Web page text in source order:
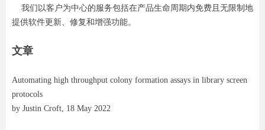
我们以客户为中心的服务包括在产品生命周期内免费且无限制地
提供软件更新、修复和增强功能。
文章
Automating high throughput colony formation assays in library screen
protocols
by Justin Croft, 18 May 2022